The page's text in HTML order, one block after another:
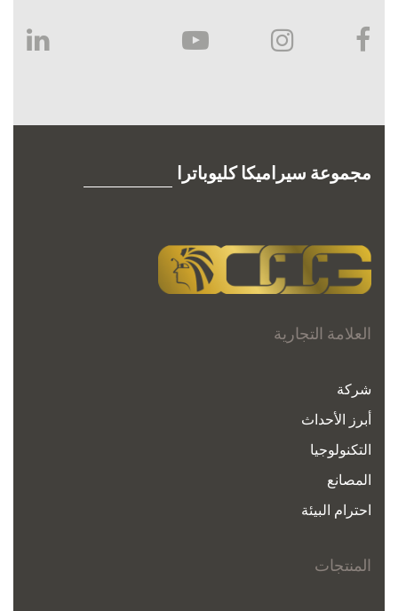
مجموعة سيراميكا كليوباترا
العلامة التجارية
شركة
أبرز الأحداث
التكنولوجيا
المصانع
احترام البيئة
المنتجات